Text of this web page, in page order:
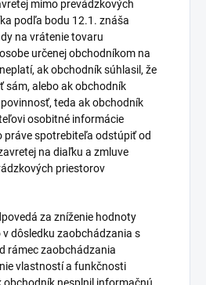
mimo prevádzkových
podľa bodu 12.1. znáša
na vrátenie tovaru
určenej obchodníkom na
ak obchodník súhlasil, že
sám, alebo ak obchodník
teda ak obchodník
osobitné informácie
práve spotrebiteľa odstúpiť od
na diaľku a zmluve
priestorov
za zníženie hodnoty
dôsledku zaobchádzania s
rámec zaobchádzania
vlastností a funkčnosti